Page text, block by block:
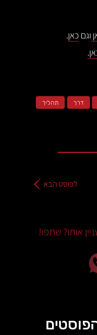
וגם כאן.
דרך תהליך
לפוסט הבא
אותו? שתפו!